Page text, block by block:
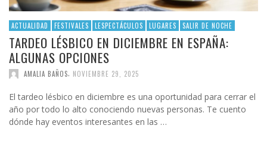
ACTUALIDAD FESTIVALES LESPECTÁCULOS LUGARES SALIR DE NOCHE
TARDEO LÉSBICO EN DICIEMBRE EN ESPAÑA:
ALGUNAS OPCIONES
AMALIA BAÑOS, NOVIEMBRE 29, 2025
El tardeo lésbico en diciembre es una oportunidad para cerrar el
año por todo lo alto conociendo nuevas personas. Te cuento
dónde hay eventos interesantes en las …